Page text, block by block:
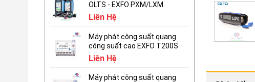
OLTS - EXFO PXM/LXM
Liên Hệ
Máy phát công suất quang
công suất cao EXFO T200S
Liên Hệ
Máy phát công suất quang